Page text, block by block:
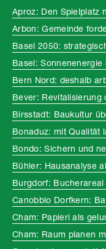
Aproz: Den Spielplatz
Arbon: Gemeinde
Basel 2050:
Basel:
Bern Nord: deshalb
Bever:
Birsstadt: Baukultur
Bonaduz: mit Qualität
Bondo: Sichern und
Bühler: Hausanalyse
Burgdorf:
Canobbio Dorfkern:
Cham: Papieri als
Cham: Raum planen